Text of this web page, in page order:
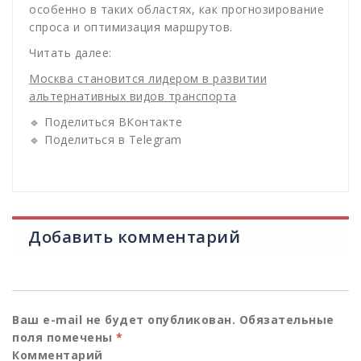
особенно в таких областях, как прогнозирование
спроса и оптимизация маршрутов.
Читать далее:
Москва становится лидером в развитии
альтернативных видов транспорта
🔹 Поделиться ВКонтакте
🔹 Поделиться в Telegram
Добавить комментарий
Ваш e-mail не будет опубликован. Обязательные
поля помечены *
Комментарий